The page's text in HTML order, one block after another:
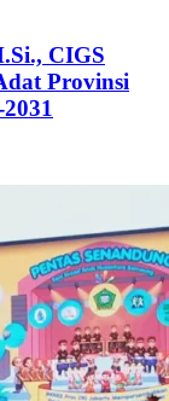
CIGS
Provinsi